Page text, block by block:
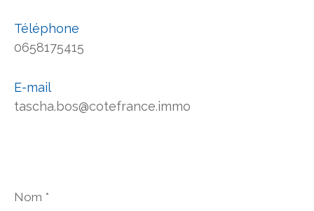
Téléphone
0658175415
E-mail
tascha.bos@cotefrance.immo
*